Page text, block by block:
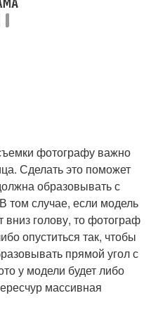
фотографу важно
Сделать это поможет
образовывать с
том случае, если модель
вниз голову, то фотограф
опуститься так, чтобы
прямой угол с
у модели будет либо
массивная